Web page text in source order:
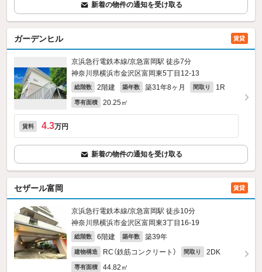
新着の物件の通知を受け取る
ガーデンヒル 賃貸
京浜急行電鉄本線/京急富岡駅 徒歩7分
神奈川県横浜市金沢区富岡東5丁目12-13
総階数 2階建 築年数 築31年8ヶ月 間取り 1R
専有面積 20.25㎡
賃料 4.3万円
新着の物件の通知を受け取る
セザール富岡 賃貸
京浜急行電鉄本線/京急富岡駅 徒歩10分
神奈川県横浜市金沢区富岡東3丁目16-19
総階数 6階建 築年数 築39年
建物構造 RC（鉄筋コンクリート） 間取り 2DK
専有面積 44.82㎡